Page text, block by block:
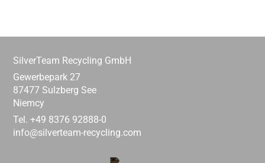
SilverTeam Recycling GmbH
Gewerbepark 27
87477 Sulzberg See
Niemcy
Tel. +49 8376 92888-0
info@silverteam-recycling.com